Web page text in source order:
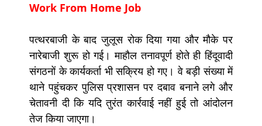
Work From Home Job
पत्थरबाजी के बाद जुलूस रोक दिया गया और मौके पर
नारेबाजी शुरू हो गई। माहौल तनावपूर्ण होते ही हिंदूवादी
संगठनों के कार्यकर्ता भी सक्रिय हो गए। वे बड़ी संख्या में
थाने पहुंचकर पुलिस प्रशासन पर दबाव बनाने लगे और
चेतावनी दी कि यदि तुरंत कार्रवाई नहीं हुई तो आंदोलन
तेज किया जाएगा।